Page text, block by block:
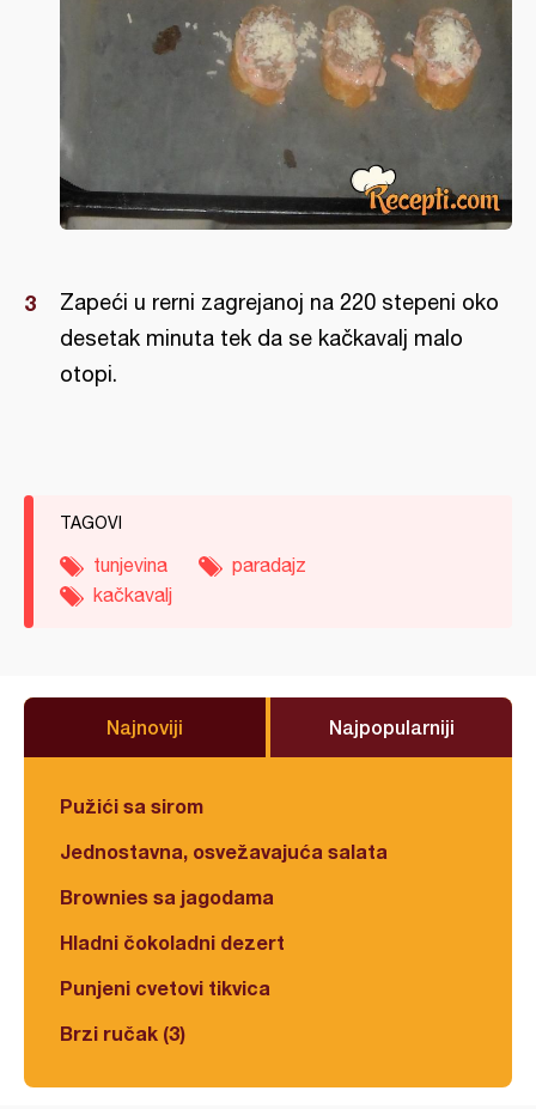
Zapeći u rerni zagrejanoj na 220 stepeni oko
desetak minuta tek da se kačkavalj malo
otopi.
TAGOVI
tunjevina
paradajz
kačkavalj
Najnoviji Najpopularniji
Pužići sa sirom
Jednostavna, osvežavajuća salata
Brownies sa jagodama
Hladni čokoladni dezert
Punjeni cvetovi tikvica
Brzi ručak (3)